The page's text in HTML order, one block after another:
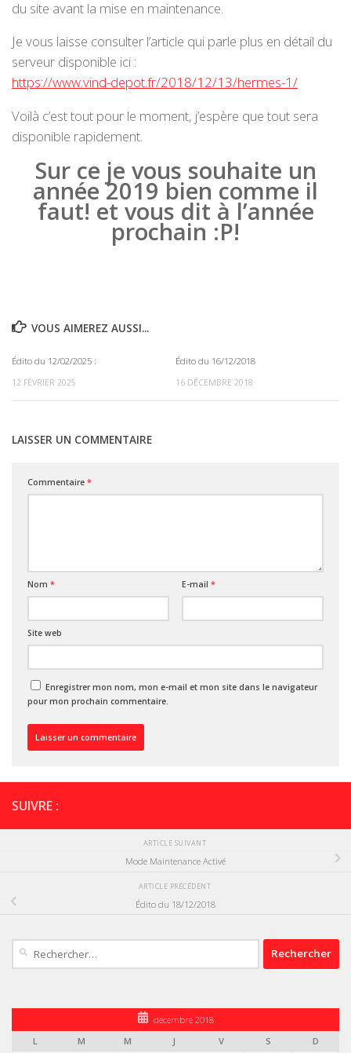
du site avant la mise en maintenance.
Je vous laisse consulter l’article qui parle plus en détail du
serveur disponible ici :
https://www.vind-depot.fr/2018/12/13/hermes-1/
Voilà c’est tout pour le moment, j’espère que tout sera
disponible rapidement.
Sur ce je vous souhaite un
année 2019 bien comme il
faut! et vous dit à l’année
prochain :P!
VOUS AIMEREZ AUSSI...
Édito du 12/02/2025 :
12 FÉVRIER 2025
Édito du 16/12/2018
16 DÉCEMBRE 2018
LAISSER UN COMMENTAIRE
Commentaire *
Nom * E-mail *
Site web
Enregistrer mon nom, mon e-mail et mon site dans le navigateur
pour mon prochain commentaire.
SUIVRE :
ARTICLE SUIVANT
Mode Maintenance Activé
ARTICLE PRÉCÉDENT
Édito du 18/12/2018
décembre 2018
L
M M J V S
D